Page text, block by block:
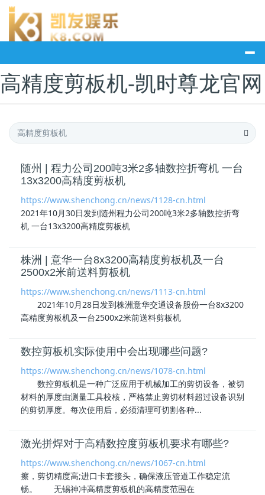
高精度剪板机-凯时尊龙官网
随州 | 程力公司200吨3米2多轴数控折弯机 一台
13x3200高精度剪板机
https://www.shenchong.cn/news/1128-cn.html
2021年10月30日发到随州程力公司200吨3米2多轴数控折弯
机 一台13x3200高精度剪板机
株洲 | 意华一台8x3200高精度剪板机及一台
2500x2米前送料剪板机
https://www.shenchong.cn/news/1113-cn.html
2021年10月28日发到株洲意华交通设备股份一台8x3200
高精度剪板机及一台2500x2米前送料剪板机
数控剪板机实际使用中会出现哪些问题?
https://www.shenchong.cn/news/1078-cn.html
数控剪板机是一种广泛应用于机械加工的剪切设备，被切
材料的厚度由测量工具校核，严格禁止剪切材料超过设备识别
的剪切厚度。每次使用后，必须清理可切割各种...
激光拼焊对于高精数控度剪板机要求有哪些?
https://www.shenchong.cn/news/1067-cn.html
擦，剪切精度高;进口卡套接头，确保液压管道工作稳定流
畅。 无锡神冲高精度剪板机的高精度范围在